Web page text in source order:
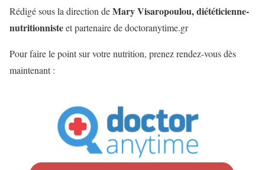
Rédigé sous la direction deMary Visaropoulou, diététicienne-
nutritionnisteet partenaire de doctoranytime.gr
Pour faire le point sur votre nutrition, prenez rendez-vous dès
maintenant :